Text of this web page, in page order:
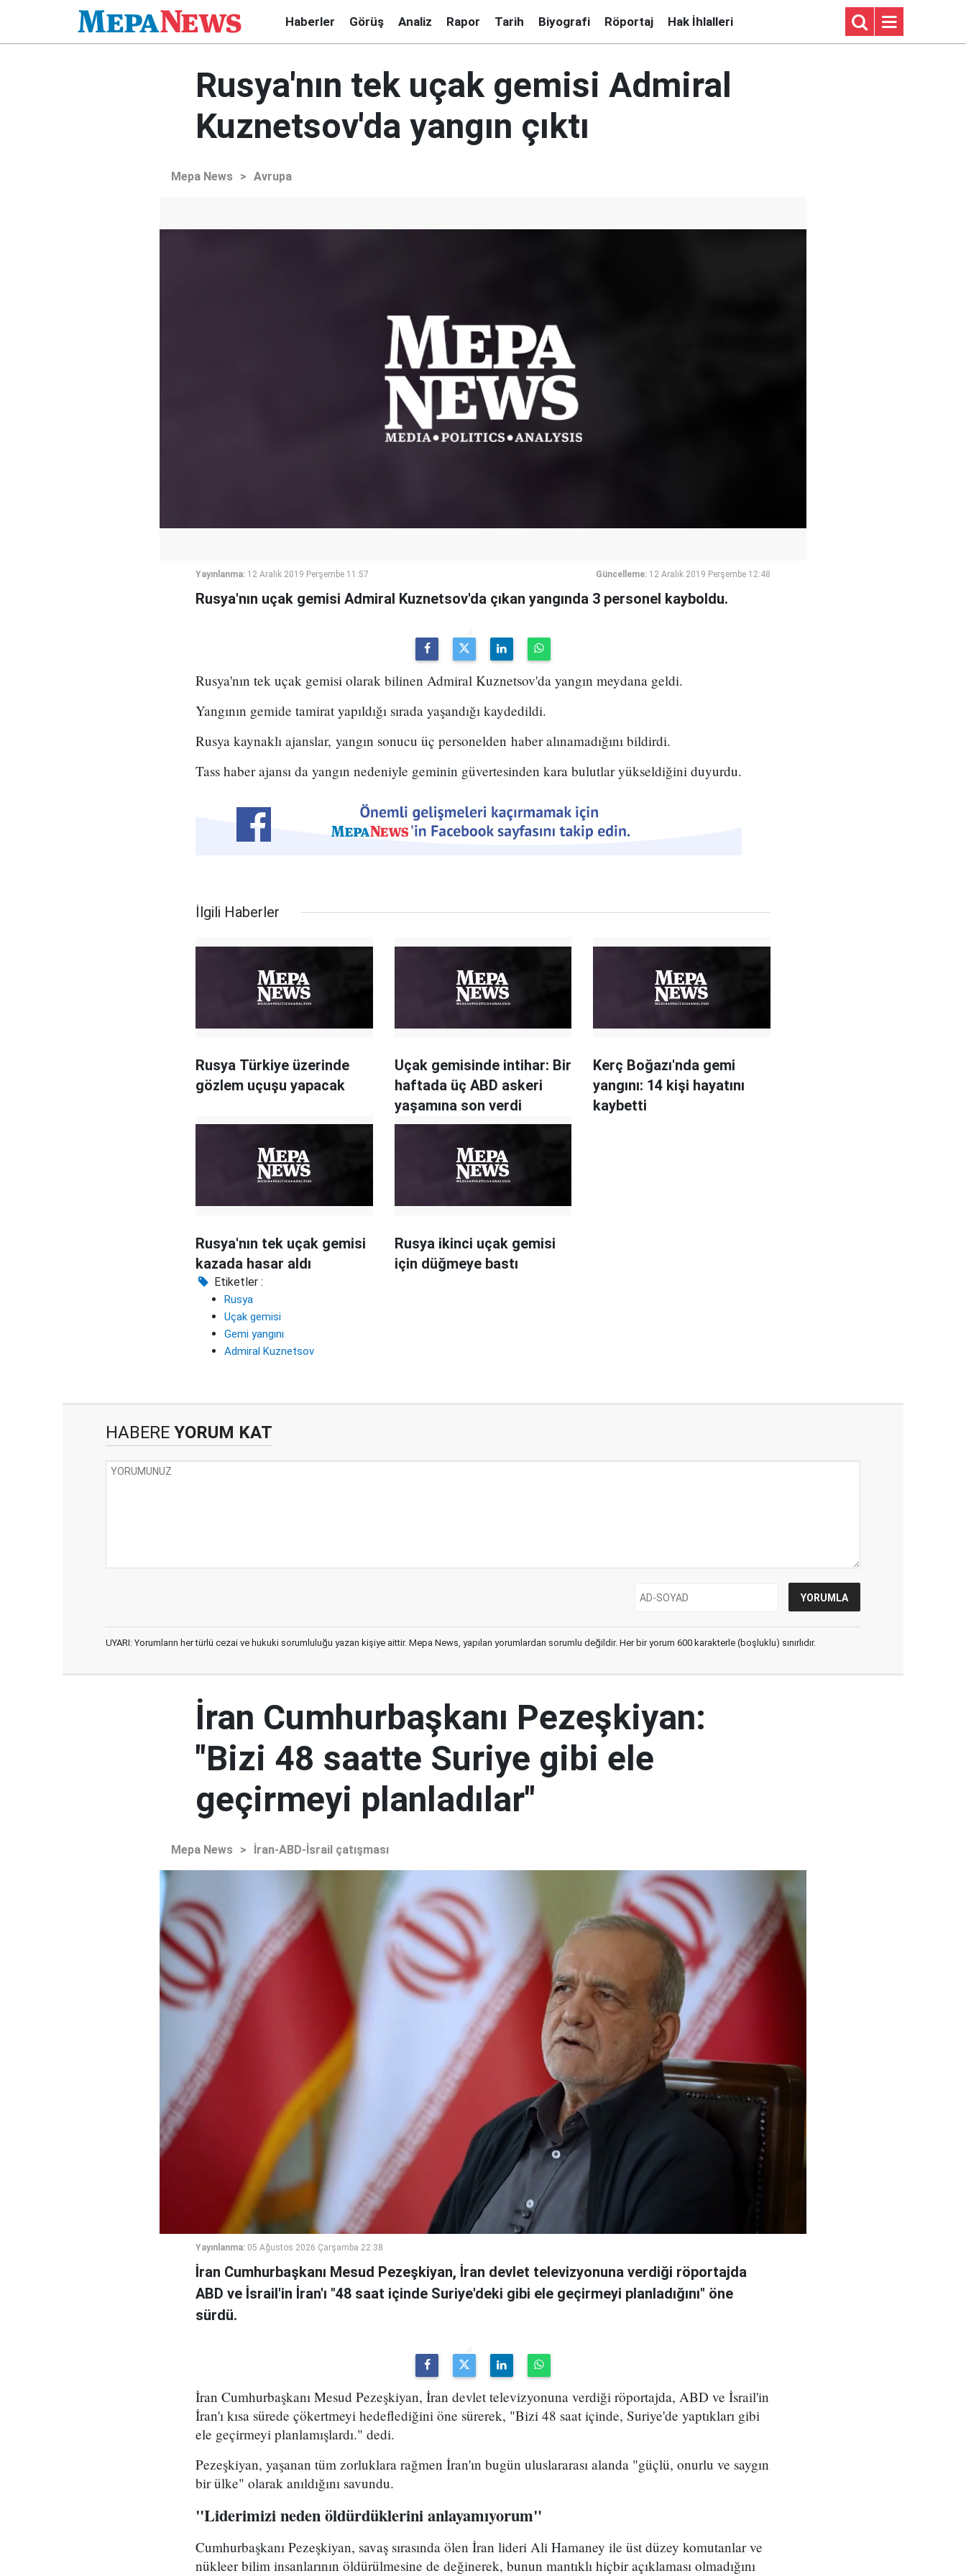
Haberler Görüş Analiz Rapor Tarih Biyografi Röportaj Hak İhlalleri
Rusya'nın tek uçak gemisi Admiral
Kuznetsov'da yangın çıktı
Mepa News > Avrupa
Yayınlanma: 12 Aralık 2019 Perşembe 11:57 Güncelleme: 12 Aralık 2019 Perşembe 12:48
Rusya'nın uçak gemisi Admiral Kuznetsov'da çıkan yangında 3 personel kayboldu.
Rusya'nın tek uçak gemisi olarak bilinen Admiral Kuznetsov'da yangın meydana geldi.
Yangının gemide tamirat yapıldığı sırada yaşandığı kaydedildi.
Rusya kaynaklı ajanslar, yangın sonucu üç personelden haber alınamadığını bildirdi.
Tass haber ajansı da yangın nedeniyle geminin güvertesinden kara bulutlar yükseldiğini duyurdu.
İlgili Haberler
Rusya Türkiye üzerinde
gözlem uçuşu yapacak
Uçak gemisinde intihar: Bir
haftada üç ABD askeri
yaşamına son verdi
Kerç Boğazı'nda gemi
yangını: 14 kişi hayatını
kaybetti
Rusya'nın tek uçak gemisi
kazada hasar aldı
Rusya ikinci uçak gemisi
için düğmeye bastı
Etiketler :
Rusya
Uçak gemisi
Gemi yangını
Admiral Kuznetsov
HABERE YORUM KAT
UYARI: Yorumların her türlü cezai ve hukuki sorumluluğu yazan kişiye aittir. Mepa News, yapılan yorumlardan sorumlu değildir. Her bir yorum 600 karakterle (boşluklu) sınırlıdır.
İran Cumhurbaşkanı Pezeşkiyan:
"Bizi 48 saatte Suriye gibi ele
geçirmeyi planladılar"
Mepa News > İran-ABD-İsrail çatışması
Yayınlanma: 05 Ağustos 2026 Çarşamba 22:38
İran Cumhurbaşkanı Mesud Pezeşkiyan, İran devlet televizyonuna verdiği röportajda
ABD ve İsrail'in İran'ı "48 saat içinde Suriye'deki gibi ele geçirmeyi planladığını" öne
sürdü.
İran Cumhurbaşkanı Mesud Pezeşkiyan, İran devlet televizyonuna verdiği röportajda, ABD ve İsrail'in
İran'ı kısa sürede çökertmeyi hedeflediğini öne sürerek, "Bizi 48 saat içinde, Suriye'de yaptıkları gibi
ele geçirmeyi planlamışlardı." dedi.
Pezeşkiyan, yaşanan tüm zorluklara rağmen İran'ın bugün uluslararası alanda "güçlü, onurlu ve saygın
bir ülke" olarak anıldığını savundu.
"Liderimizi neden öldürdüklerini anlayamıyorum"
Cumhurbaşkanı Pezeşkiyan, savaş sırasında ölen İran lideri Ali Hamaney ile üst düzey komutanlar ve
nükleer bilim insanlarının öldürülmesine de değinerek, bunun mantıklı hiçbir açıklaması olmadığını